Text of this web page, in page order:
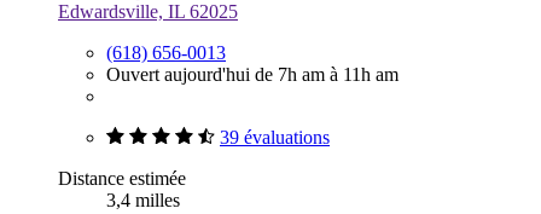
Edwardsville, IL 62025
(618) 656-0013
Ouvert aujourd'hui de 7h am à 11h am
39 évaluations
Distance estimée
3,4 milles